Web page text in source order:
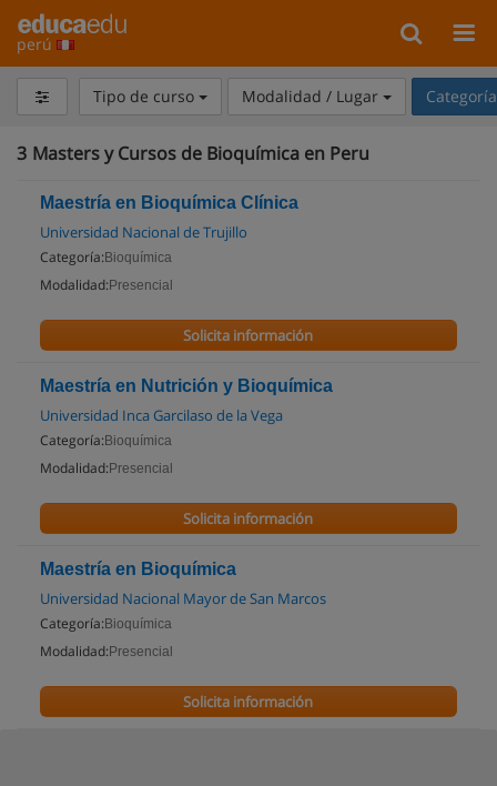
perú
Tipo de curso Modalidad / Lugar
3 Masters y Cursos de Bioquímica en Peru
Maestría en Bioquímica Clínica
Universidad Nacional de Trujillo
Categoría: Bioquímica
Modalidad: Presencial
Solicita información
Maestría en Nutrición y Bioquímica
Universidad Inca Garcilaso de la Vega
Categoría: Bioquímica
Modalidad: Presencial
Solicita información
Maestría en Bioquímica
Universidad Nacional Mayor de San Marcos
Categoría: Bioquímica
Modalidad: Presencial
Solicita información